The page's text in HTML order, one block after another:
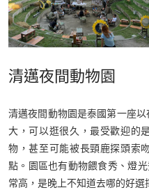
清邁夜間動物園
清邁夜間動物園是泰國第一座
大，可以逛很久，最受歡迎的
物，甚至可能被長頸鹿探頭索
點。園區也有動物餵食秀、燈
常高，是晚上不知道去哪的好選